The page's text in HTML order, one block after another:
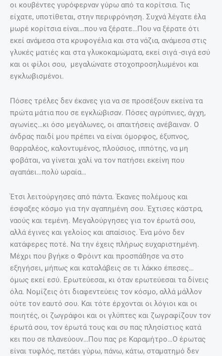
οι κουβέντες γυρόφερναν γύρω από τα κορίτσια. Τις
είχατε, υποτίθεται, στην περιφρόνηση. Συχνά λέγατε έλα
μωρέ κορίτσια είναι…που να ξέρατε…Που να ξέρατε ότι
εκεί ανάμεσα στα κρυφογέλια και στα νάζια, ανάμεσα στις
γλυκές ματιές και στα γλυκοκαμώματα, εκεί σιγά -σιγά εσύ
και οι φίλοι σου, μεγαλώνατε στοχοπροσηλωμένοι και
εγκλωβισμένοι.
Πόσες τρέλες δεν έκανες για να σε προσέξουν εκείνα τα
πρώτα μάτια που σε εγκλώβισαν. Πόσες αγρύπνιες, άγχη,
αγωνίες…κι όσο μεγάλωνες, οι απαιτήσεις ανέβαιναν. Ο
άνδρας παιδί μου πρέπει να είναι όμορφος, έξυπνος,
θαρραλέος, καλοντυμένος, πλούσιος, ιππότης, να μη
φοβάται, να γίνεται χαλί να τον πατήσει εκείνη που
αγαπάει…πολύ ωραία…
Έτσι λειτούργησες από πάντα. Έκανες πολέμους και
έσφαξες κόσμο για την αγαπημένη σου. Έχτισες κάστρα,
ναούς και τεμένη. Μεγαλούργησες για τον έρωτά σου,
αλλά έγινες και γελοίος και απαίσιος. Ένα μόνο δεν
κατάφερες ποτέ. Να την έχεις πλήρως ευχαριστημένη.
Μέχρι που βγήκε ο Φρόιντ και προσπάθησε να στο
εξηγήσει, μήπως και καταλάβεις σε τι λάκκο έπεσες…
όμως εκεί εσύ. Ερωτεύεσαι, κι όταν ερωτεύεσαι τα δίνεις
όλα. Νομίζεις ότι διαφεντεύεις τον κόσμο, αλλά μάλλον
ούτε τον εαυτό σου. Και τότε έρχονται οι λόγιοι και οι
ποιητές, οι ζωγράφοι και οι γλύπτες και ζωγραφίζουν τον
έρωτά σου, τον έρωτά τους και συ πας πλησίστιος κατά
κει που σε πλανεύουν…Που πας ρε Καραμήτρο…Ο έρωτας
είναι τυφλός, πετάει γύρω, πάνω, κάτω, σταματημό δεν